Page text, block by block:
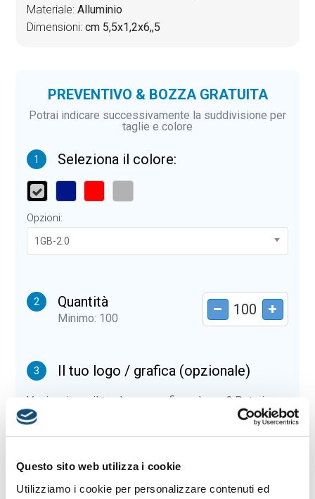
Questo sito web utilizza i cookie
Utilizziamo i cookie per personalizzare contenuti ed
Materiale:Alluminio
Dimensioni:cm 5,5x1,2x6,,5
PREVENTIVO & BOZZA GRATUITA
Potrai indicare successivamente la suddivisione per
taglie e colore
1 Seleziona il colore:
Opzioni:
1GB-2.0
2 Quantità
Minimo: 100
3 Il tuo logo / grafica (opzionale)
Vuoi caricare il tuo logo o grafica adesso? Potrai
comunque farlo successivamente.
Carica o sposta il tuo file qui